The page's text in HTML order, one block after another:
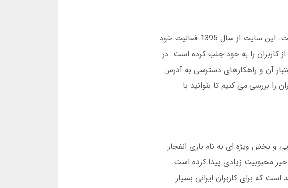
اگر به دنبال سایت شرط بندی معتبر و بدون فیلتر هستید، بت گان یکی از گزینه های پیشنهادی است. این سایت از سال 1395 فعالیت خود
اختصاصی و پشتیبانی 24 ساعته، توجه بسیاری از کاربران را به خود جلب کرده است. در
آن و راهکارهای دسترسی به آدرس
بررسی می کنیم تا بتوانید با
و بخش ویژه ای به نام بازی انفجار
محبوبیت زیادی پیدا کرده است.
که برای کاربران ایرانی بسیار